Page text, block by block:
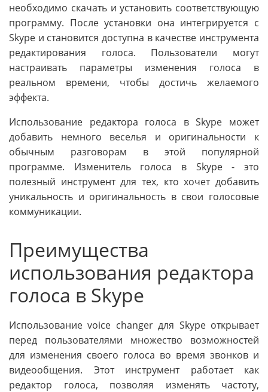
необходимо скачать и установить соответствующую
программу. После установки она интегрируется с
Skype и становится доступна в качестве инструмента
редактирования голоса. Пользователи могут
настраивать параметры изменения голоса в
реальном времени, чтобы достичь желаемого
эффекта.
Использование редактора голоса в Skype может
добавить немного веселья и оригинальности к
обычным разговорам в этой популярной
программе. Изменитель голоса в Skype - это
полезный инструмент для тех, кто хочет добавить
уникальность и оригинальность в свои голосовые
коммуникации.
Преимущества
использования редактора
голоса в Skype
Использование voice changer для Skype открывает
перед пользователями множество возможностей
для изменения своего голоса во время звонков и
видеообщения. Этот инструмент работает как
редактор голоса, позволяя изменять частоту,